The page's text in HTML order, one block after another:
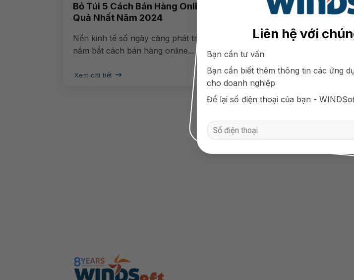
Liên hệ với
Bạn cần tư vấn
Bạn cần biết thêm thông tin các ứng
cho doanh nghiệp
Để lại số điện thoại của bạn -
Bỏ Túi 5 Cách Bán Hàng Online Hiệu
Quả Nhất Năm 2024
Nền kinh tế số ngày càng phát triển, việc
nắm bắt cách bán hàng online...
Xem chi tiết